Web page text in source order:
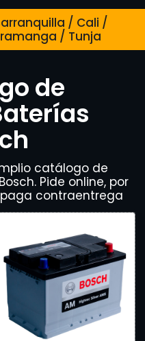
/ Cali /
/ Tunja
de
catálogo de
Pide online, por
contraentrega